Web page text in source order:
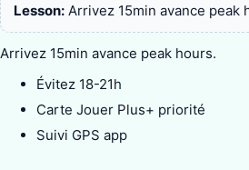
Lesson:Arrivez 15min avance peak
Arrivez 15min avance peak hours.
Évitez 18-21h
Carte Jouer Plus+ priorité
Suivi GPS app